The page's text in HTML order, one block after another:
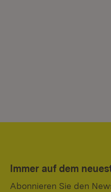
Immer auf dem
Abonnieren Sie den